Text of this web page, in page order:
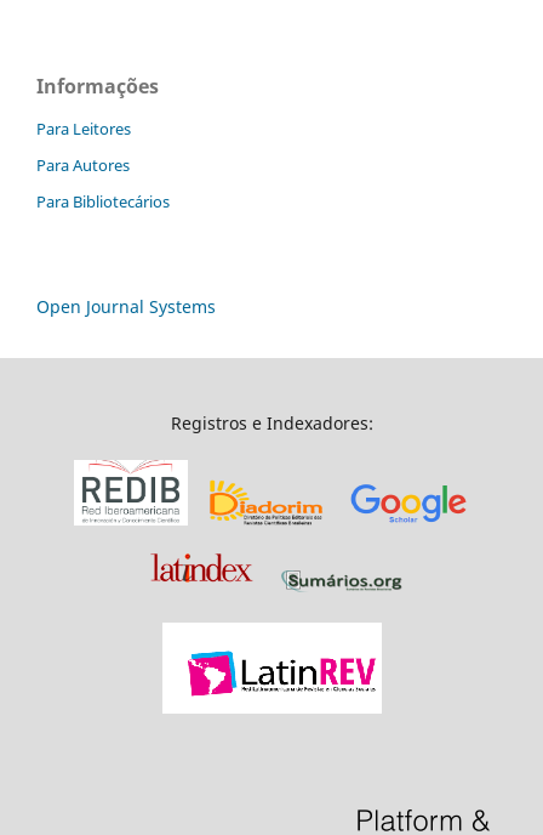
Informações
Para Leitores
Para Autores
Para Bibliotecários
Open Journal Systems
Registros e Indexadores: